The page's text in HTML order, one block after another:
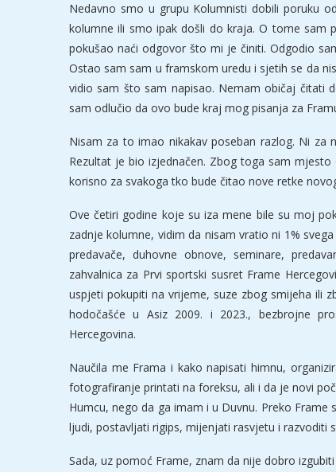
Nedavno smo u grupu Kolumnisti dobili poruku
kolumne ili smo ipak došli do kraja. O tome sam
pokušao naći odgovor što mi je činiti. Odgodio
Ostao sam sam u framskom uredu i sjetih se da
vidio sam što sam napisao. Nemam običaj čitati
sam odlučio da ovo bude kraj mog pisanja za
Nisam za to imao nikakav poseban razlog. Ni za
Rezultat je bio izjednačen. Zbog toga sam
korisno za svakoga tko bude čitao nove retke
Ove četiri godine koje su iza mene bile su moj
zadnje kolumne, vidim da nisam vratio ni 1%
predavače, duhovne obnove, seminare,
zahvalnica za Prvi sportski susret Frame
uspjeti pokupiti na vrijeme, suze zbog smijeha ili
hodočašće u Asiz 2009. i 2023., bezbrojne
Hercegovina.
Naučila me Frama i kako napisati himnu,
fotografiranje printati na foreksu, ali i da je novi
Humcu, nego da ga imam i u Duvnu. Preko
ljudi, postavljati rigips, mijenjati rasvjetu i razvoditi
Sada, uz pomoć Frame, znam da nije dobro